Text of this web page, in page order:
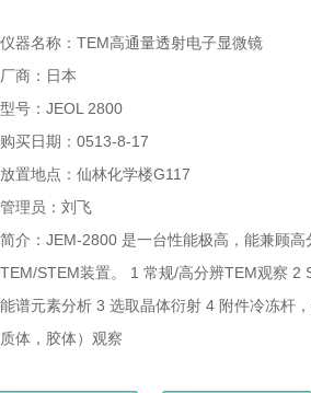
仪器名称：TEM高通量透射电子显微镜
厂商：日本
型号：JEOL 2800
购买日期：0513-8-17
放置地点：仙林化学楼G117
管理员：刘飞
简介：JEM-2800 是一台性能极高，能兼顾高
TEM/STEM装置。 1 常规/高分辨TEM观察 2
能谱元素分析 3 选取晶体衍射 4 附件冷冻杆
质体，胶体）观察